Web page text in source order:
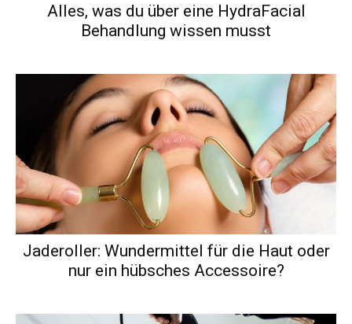
Alles, was du über eine HydraFacial
Behandlung wissen musst
Jaderoller: Wundermittel für die Haut oder
nur ein hübsches Accessoire?